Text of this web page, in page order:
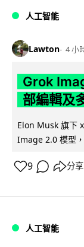
人工智能
Lawton 4 小
Grok
部編輯及
Elon Musk 旗下
Image 2.0 模型
9 分享
人工智能